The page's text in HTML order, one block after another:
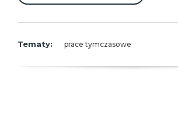
Tematy: prace tymczasowe